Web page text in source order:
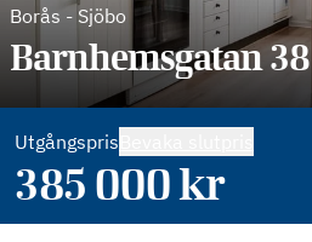
Borås - Sjöbo
Barnhemsgatan 38
Utgångspris
385 000kr